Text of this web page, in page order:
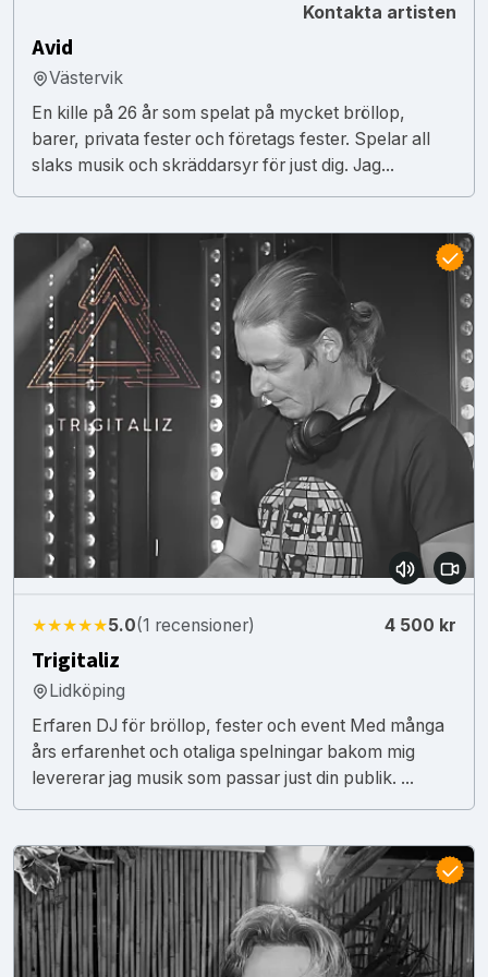
Kontakta artisten
Avid
Västervik
En kille på 26 år som spelat på mycket bröllop,
barer, privata fester och företags fester. Spelar all
slaks musik och skräddarsyr för just dig. Jag...
★★★★★5.0(1 recensioner) 4 500 kr
Trigitaliz
Lidköping
Erfaren DJ för bröllop, fester och event Med många
års erfarenhet och otaliga spelningar bakom mig
levererar jag musik som passar just din publik. ...